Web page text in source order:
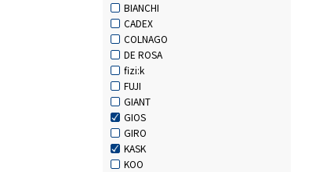
BIANCHI
CADEX
COLNAGO
DE ROSA
fizi:k
FUJI
GIANT
GIOS
GIRO
KASK
KOO